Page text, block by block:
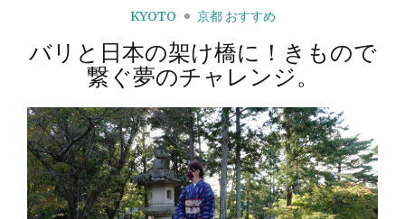
KYOTO 京都 おすすめ
バリと日本の架け橋に！きもので
繋ぐ夢のチャレンジ。